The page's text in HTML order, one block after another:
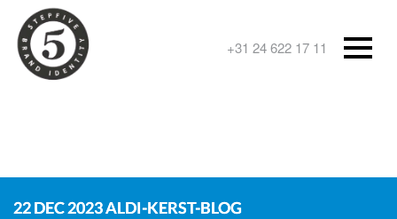
+31 24 622 17 11
22 DEC 2023ALDI-KERST-BLOG